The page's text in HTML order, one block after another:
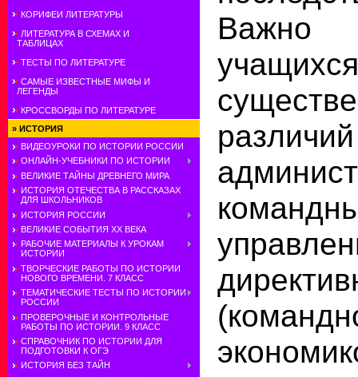
КОРИФЕИ ЛИТЕРАТУРЫ
ЛИТЕРАТУРА В СХЕМАХ И
ТАБЛИЦАХ
ТЕСТЫ ПО ЛИТЕРАТУРЕ
САМЫЕ ИЗВЕСТНЫЕ МИФЫ И
ЛЕГЕНДЫ
КРОССВОРДЫ ПО ЛИТЕРАТУРЕ
» ИСТОРИЯ
ВИДЕОУРОКИ ПО ИСТОРИИ РОССИИ
ОНЛАЙН-УЧЕБНИКИ ПО ИСТОРИИ
ВЕЛИКИЕ ТАЙНЫ ДРЕВНЕГО МИРА
ИСТОРИЯ ОТЕЧЕСТВА В РАССКАЗАХ
ДЛЯ ШКОЛЬНИКОВ
ИСТОРИЯ РОССИИ
ВЕЛИКИЕ СОБЫТИЯ ХХ ВЕКА
РАБОЧИЕ МАТЕРИАЛЫ К УРОКАМ
ИСТОРИИ
ТВОРЧЕСКИЕ РАБОТЫ ПО ИСТОРИИ
НОВОГО ВРЕМЕНИ. 7 КЛАСС
ТЕМАТИЧЕСКИЕ ТЕСТЫ ПО ИСТОРИИ
РОССИИ
ПРОВЕРОЧНЫЕ И КОНТРОЛЬНЫЕ
РАБОТЫ ПО ИСТОРИИ. 9 КЛАСС
СПРАВОЧНИК ПО ИСТОРИИ ДЛЯ
ПОДГОТОВКИ К ОГЭ
ИСТОРИЯ БЕЗ ТАЙН
Важно
различий